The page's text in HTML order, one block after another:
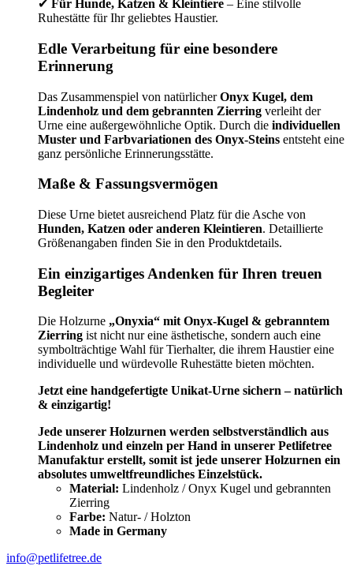
✔ Für Hunde, Katzen & Kleintiere – Eine stilvolle
Ruhestätte für Ihr geliebtes Haustier.
Edle Verarbeitung für eine besondere
Erinnerung
Das Zusammenspiel von natürlicherOnyx Kugel, dem
Lindenholz und dem gebrannten Zierring verleiht der
Urne eine außergewöhnliche Optik. Durch die individuellen
Muster und Farbvariationen des Onyx-Steins entsteht eine
ganz persönliche Erinnerungsstätte.
Maße & Fassungsvermögen
Diese Urne bietet ausreichend Platz für die Asche von
Hunden, Katzen oder anderen Kleintieren. Detaillierte
Größenangaben finden Sie in den Produktdetails.
Ein einzigartiges Andenken für Ihren treuen
Begleiter
Die Holzurne „Onyxia“ mit Onyx-Kugel & gebranntem
Zierring ist nicht nur eine ästhetische, sondern auch eine
symbolträchtige Wahl für Tierhalter, die ihrem Haustier eine
individuelle und würdevolle Ruhestätte bieten möchten.
Jetzt eine handgefertigte Unikat-Urne sichern – natürlich
& einzigartig!
Jede unserer Holzurnen werden selbstverständlich aus
Lindenholz und einzeln per Hand in unserer Petlifetree
Manufaktur erstellt, somit ist jede unserer Holzurnen ein
absolutes umweltfreundliches Einzelstück.
Material: Lindenholz / Onyx Kugel und gebrannten
Zierring
Farbe: Natur- / Holzton
Made in Germany
info@petlifetree.de